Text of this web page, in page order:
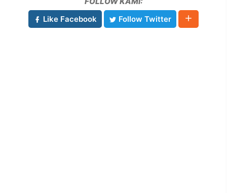
Like Facebook
Follow Twitter